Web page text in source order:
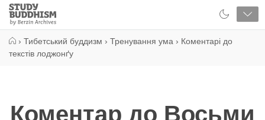
Close
Study
Buddhism
› Тибетський буддизм › Тренування ума › Коментарі до
текстів лоджонґу
Коментар до Восьми